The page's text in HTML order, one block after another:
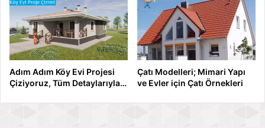
Adım Adım Köy Evi Projesi
Çiziyoruz, Tüm Detaylarıyla…
Çatı Modelleri; Mimari Yapı
ve Evler için Çatı Örnekleri